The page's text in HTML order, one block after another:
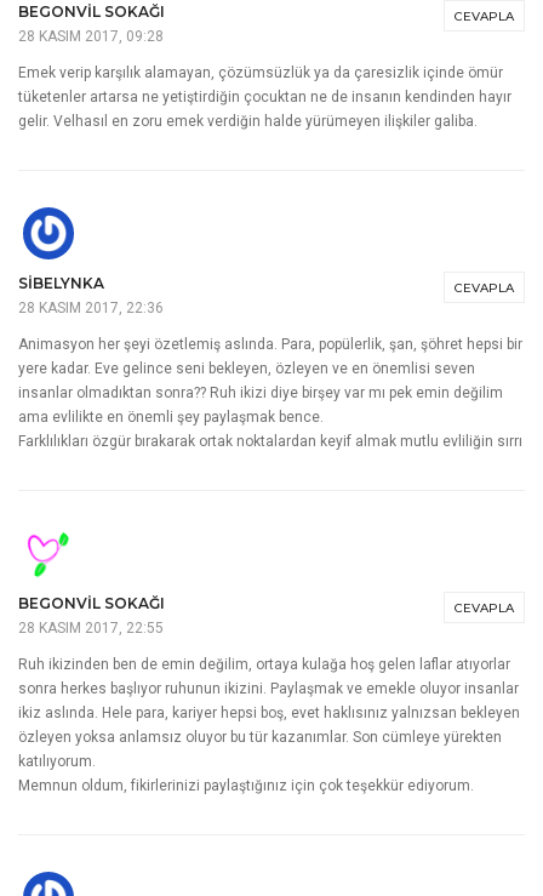
CEVAPLA
BEGONVIL SOKAĞI
28 KASIM 2017, 09:28
Emek verip karşılık alamayan, çözümsüzlük ya da çaresizlik içinde ömür
tüketenler artarsa ne yetiştirdiğin çocuktan ne de insanın kendinden hayır
gelir. Velhasıl en zoru emek verdiğin halde yürümeyen ilişkiler galiba.
CEVAPLA
SIBELYNKA
28 KASIM 2017, 22:36
Animasyon her şeyi özetlemiş aslında. Para, popülerlik, şan, şöhret hepsi bir
yere kadar. Eve gelince seni bekleyen, özleyen ve en önemlisi seven
insanlar olmadıktan sonra?? Ruh ikizi diye birşey var mı pek emin değilim
ama evlilikte en önemli şey paylaşmak bence.
Farklılıkları özgür bırakarak ortak noktalardan keyif almak mutlu evliliğin sırrı
CEVAPLA
BEGONVIL SOKAĞI
28 KASIM 2017, 22:55
Ruh ikizinden ben de emin değilim, ortaya kulağa hoş gelen laflar atıyorlar
sonra herkes başlıyor ruhunun ikizini. Paylaşmak ve emekle oluyor insanlar
ikiz aslında. Hele para, kariyer hepsi boş, evet haklısınız yalnızsan bekleyen
özleyen yoksa anlamsız oluyor bu tür kazanımlar. Son cümleye yürekten
katılıyorum.
Memnun oldum, fikirlerinizi paylaştığınız için çok teşekkür ediyorum.